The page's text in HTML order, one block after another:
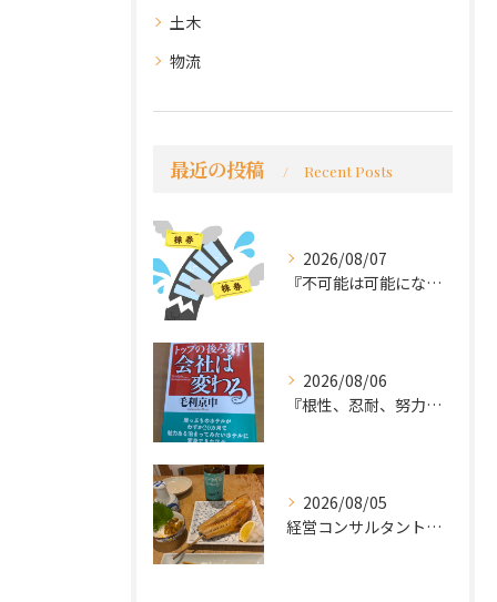
土木
物流
最近の投稿 Recent Posts
2026/08/07
『不可能は可能になる』
2026/08/06
『根性、忍耐、努力という言葉は死語なのか』
2026/08/05
経営コンサルタントのモーちゃん・毛利京申です。